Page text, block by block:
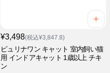
¥3,498(税込¥3,847.8)
ピュリナワン キャット 室内飼い猫
用 インドアキャット 1歳以上 チキ
ン